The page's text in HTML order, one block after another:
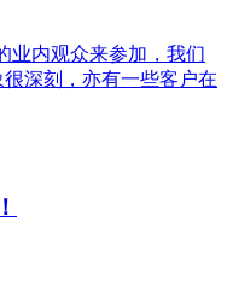
业内观众来参加，我们
深刻，亦有一些客户在